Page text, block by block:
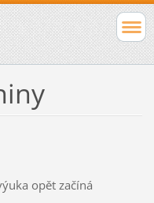
opět začíná